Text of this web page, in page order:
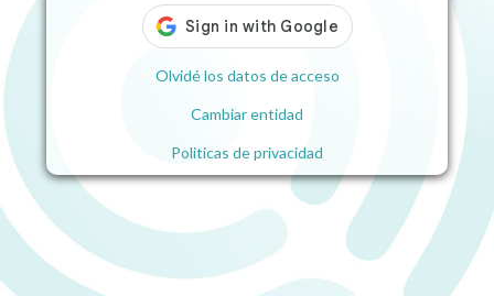
Olvidé los datos de acceso
Cambiar entidad
Politicas de privacidad